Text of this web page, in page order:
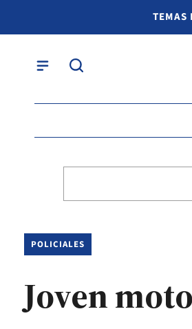
TEMAS
POLICIALES
Joven